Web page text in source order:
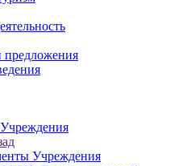
предложения
Учреждения